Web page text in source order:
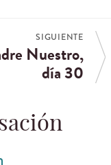
SIGUIENTE
Nuestro,
día 30